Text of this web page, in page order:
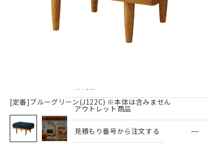
ファブリック雑貨
インテリア雑貨・その他
アウトレット商品
見積もり番号から注文する
[定番]ブルーグリーン(J122C) ※本体は含みません